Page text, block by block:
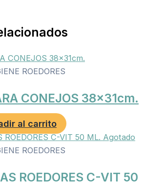
ROEDORES
CONEJOS 38x31cm.
al carrito
Agotado
ROEDORES
ROEDORES C-VIT 50